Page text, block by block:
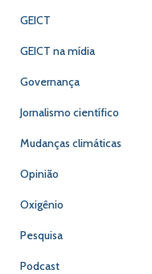
GEICT
GEICT na mídia
Governança
Jornalismo científico
Mudanças climáticas
Opinião
Oxigênio
Pesquisa
Podcast